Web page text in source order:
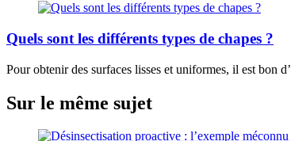
Quels sont les différents types de chapes ?
Pour obtenir des surfaces lisses et uniformes, il est bon
Sur le même sujet